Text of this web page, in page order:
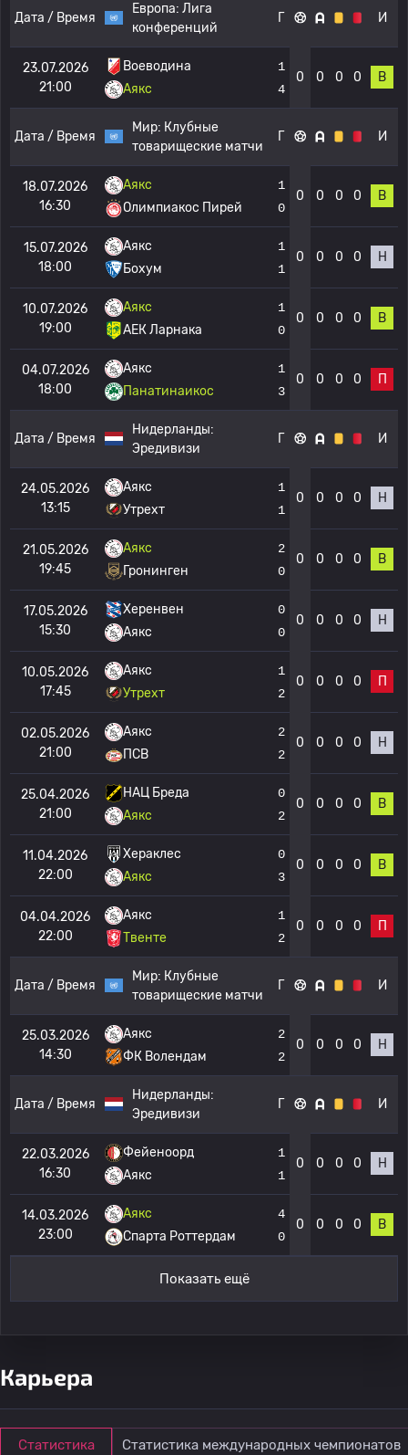
Дата / Время
Европа: Лига
конференций
Г И
23.07.2026
21:00
Воеводина
Аякс
1
4
0 0 0 0 В
Дата / Время
Мир: Клубные
товарищеские матчи
Г И
18.07.2026
16:30
Аякс
Олимпиакос Пирей
1
0
0 0 0 0 В
15.07.2026
18:00
Аякс
Бохум
1
1
0 0 0 0 Н
10.07.2026
19:00
Аякс
АЕК Ларнака
1
0
0 0 0 0 В
04.07.2026
18:00
Аякс
Панатинаикос
1
3
0 0 0 0 П
Дата / Время
Нидерланды:
Эредивизи
Г И
24.05.2026
13:15
Аякс
Утрехт
1
1
0 0 0 0 Н
21.05.2026
19:45
Аякс
Гронинген
2
0
0 0 0 0 В
17.05.2026
15:30
Херенвен
Аякс
0
0
0 0 0 0 Н
10.05.2026
17:45
Аякс
Утрехт
1
2
0 0 0 0 П
02.05.2026
21:00
Аякс
ПСВ
2
2
0 0 0 0 Н
25.04.2026
21:00
НАЦ Бреда
Аякс
0
2
0 0 0 0 В
11.04.2026
22:00
Хераклес
Аякс
0
3
0 0 0 0 В
04.04.2026
22:00
Аякс
Твенте
1
2
0 0 0 0 П
Дата / Время
Мир: Клубные
товарищеские матчи
Г И
25.03.2026
14:30
Аякс
ФК Волендам
2
2
0 0 0 0 Н
Дата / Время
Нидерланды:
Эредивизи
Г И
22.03.2026
16:30
Фейеноорд
Аякс
1
1
0 0 0 0 Н
14.03.2026
23:00
Аякс
Спарта Роттердам
4
0
0 0 0 0 В
Показать ещё
Карьера
Статистика Статистика международных чемпионатов